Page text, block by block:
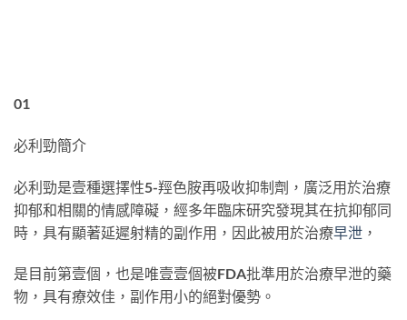
01
必利勁簡介
必利勁是壹種選擇性5-羥色胺再吸收抑制劑，廣泛用於治療
抑郁和相關的情感障礙，經多年臨床研究發現其在抗抑郁同
時，具有顯著延遲射精的副作用，因此被用於治療早泄 ，
是目前第壹個，也是唯壹壹個被FDA批準用於治療早泄的藥
物，具有療效佳，副作用小的絕對優勢。